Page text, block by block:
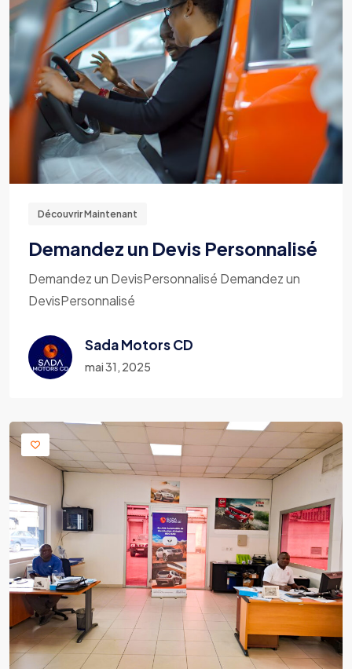
Découvrir Maintenant
Demandez un Devis Personnalisé
Demandez un DevisPersonnalisé Demandez un
DevisPersonnalisé
Sada Motors CD
mai 31, 2025